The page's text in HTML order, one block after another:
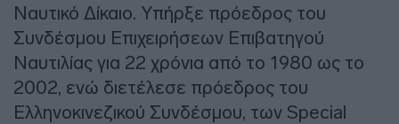
Ναυτικό Δίκαιο. Υπήρξε πρόεδρος του
Συνδέσμου Επιχειρήσεων Επιβατηγού
Ναυτιλίας για 22 χρόνια από το 1980 ως το
2002, ενώ διετέλεσε πρόεδρος του
Ελληνοκινεζικού Συνδέσμου, των Special